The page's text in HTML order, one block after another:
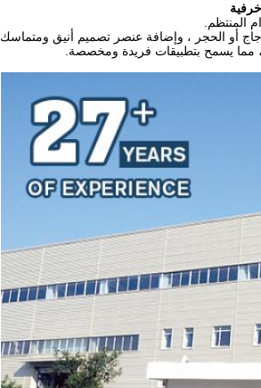
المنتظم.
أو الحجر ، وإضافة عنصر تصميم أنيق ومتماسك.
مما يسمح بتطبيقات فريدة ومخصصة.